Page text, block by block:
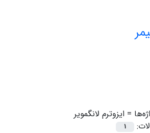
= ایزوترم لانگمویر
1